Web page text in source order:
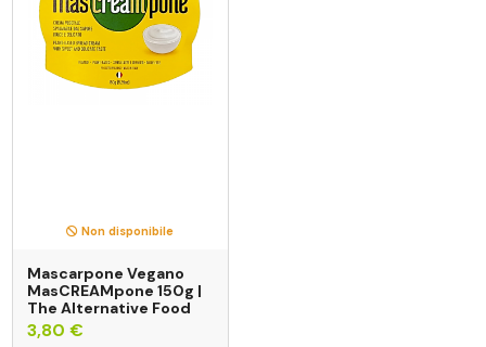
Non disponibile
Mascarpone Vegano
MasCREAMpone 150g |
The Alternative Food
3,80 €